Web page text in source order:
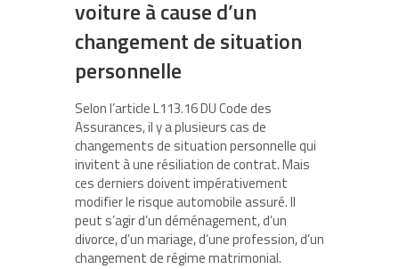
voiture à cause d’un
changement de situation
personnelle
Selon l’article L113.16 DU Code des
Assurances, il y a plusieurs cas de
changements de situation personnelle qui
invitent à une résiliation de contrat. Mais
ces derniers doivent impérativement
modifier le risque automobile assuré. Il
peut s’agir d’un déménagement, d’un
divorce, d’un mariage, d’une profession, d’un
changement de régime matrimonial.